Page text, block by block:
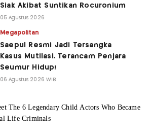
Siak Akibat Suntikan Rocuronium
05 Agustus 2026
Megapolitan
Saepul Resmi Jadi Tersangka
Kasus Mutilasi, Terancam Penjara
Seumur Hidup!
06 Agustus 2026 WIB